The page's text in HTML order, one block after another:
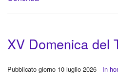
XV Domenica del
Pubblicato giorno 10 luglio 2026 - In